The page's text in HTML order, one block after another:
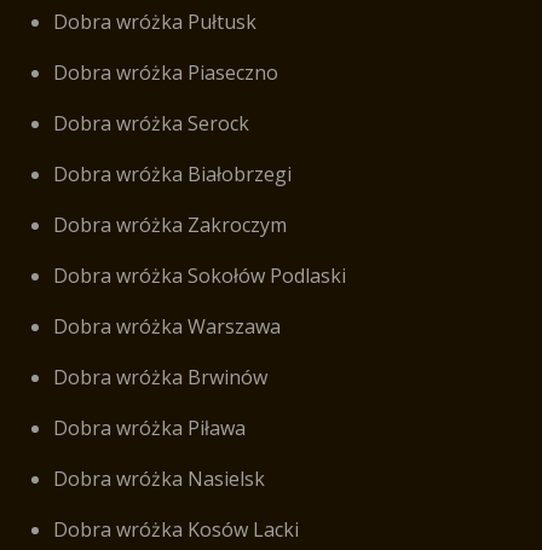
Dobra wróżka Pułtusk
Dobra wróżka Piaseczno
Dobra wróżka Serock
Dobra wróżka Białobrzegi
Dobra wróżka Zakroczym
Dobra wróżka Sokołów Podlaski
Dobra wróżka Warszawa
Dobra wróżka Brwinów
Dobra wróżka Piława
Dobra wróżka Nasielsk
Dobra wróżka Kosów Lacki